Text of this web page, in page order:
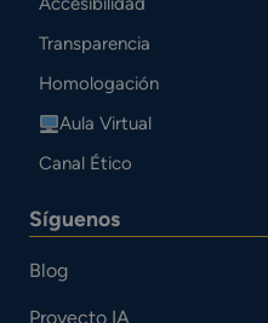
Transparencia
Homologación
Aula Virtual
Canal Ético
Síguenos
Blog
Proyecto IA